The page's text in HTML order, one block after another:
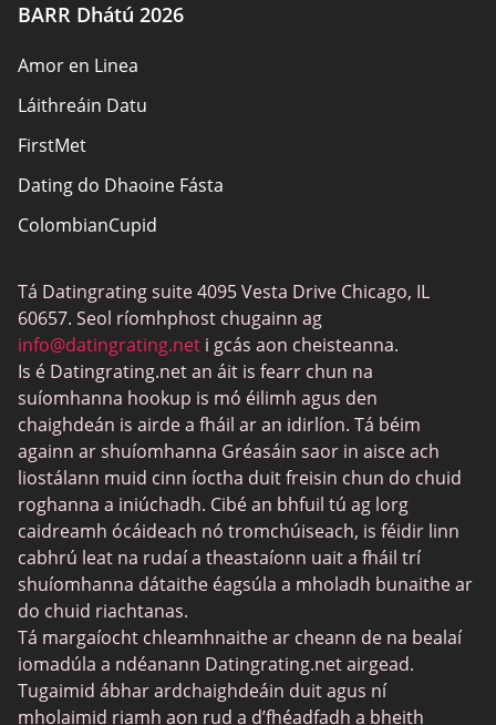
Beartas Príobháideachais
Freagracht
Nochtadh Affiliate
Léarscáil an láithreáin
BARR Dhátú 2026
Amor en Linea
Láithreáin Datu
FirstMet
Dating do Dhaoine Fásta
ColombianCupid
MeetMindful
Dátú BDSM
BBPeopleMeet
Suíomhanna Daidí Siúcra
JPeopleMeet
Trans Datu
Láithreáin Datu Sinsearacha
MyLOL
Datu Aerach
Datu Leispiach
Láithreáin um Dhátú Dubh
Tá Datingrating suite 4095 Vesta Drive Chicago, IL
60657. Seol ríomhphost chugainn ag
info@datingrating.net i gcás aon cheisteanna.
Is é Datingrating.net an áit is fearr chun na
suíomhanna hookup is mó éilimh agus den
chaighdeán is airde a fháil ar an idirlíon. Tá béim
againn ar shuíomhanna Gréasáin saor in aisce ach
liostálann muid cinn íoctha duit freisin chun do chuid
roghanna a iniúchadh. Cibé an bhfuil tú ag lorg
caidreamh ócáideach nó tromchúiseach, is féidir linn
cabhrú leat na rudaí a theastaíonn uait a fháil trí
shuíomhanna dátaithe éagsúla a mholadh bunaithe ar
do chuid riachtanas.
Tá margaíocht chleamhnaithe ar cheann de na bealaí
iomadúla a ndéanann Datingrating.net airgead.
Tugaimid ábhar ardchaighdeáin duit agus ní
mholaimid riamh aon rud a d’fhéadfadh a bheith